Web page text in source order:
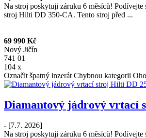
Na stroj poskytuji záruku 6 měsíců!
stroj Hilti DD 350-CA. Tento stroj před ...
69 990 Kč
Nový Jičín
741 01
104 x
Označit špatný inzerát Chybnou kategorii
Diamantový jádrový vrtací
- [7.7. 2026]
Na stroj poskytuji záruku 6 měsíců!